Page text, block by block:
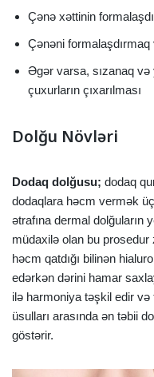
Çənə xəttinin
Çənəni
Əgər varsa, sızanaq
çuxurların çıxarılması
Dolğu Növləri
Dodaq dolğusu; dodaq
dodaqlara həcm vermək
ətrafına dermal dolğuların
müdaxilə olan bu prosedur
həcm qatdığı bilinən
edərkən dərini hamar
ilə harmoniya təşkil edir
üsulları arasında ən təbii
göstərir.